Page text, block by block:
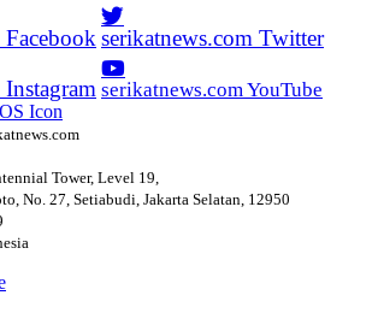
Facebook serikatnews.com Twitter
serikatnews.com YouTube
Tower, Level 19,
No. 27, Setiabudi, Jakarta Selatan, 12950